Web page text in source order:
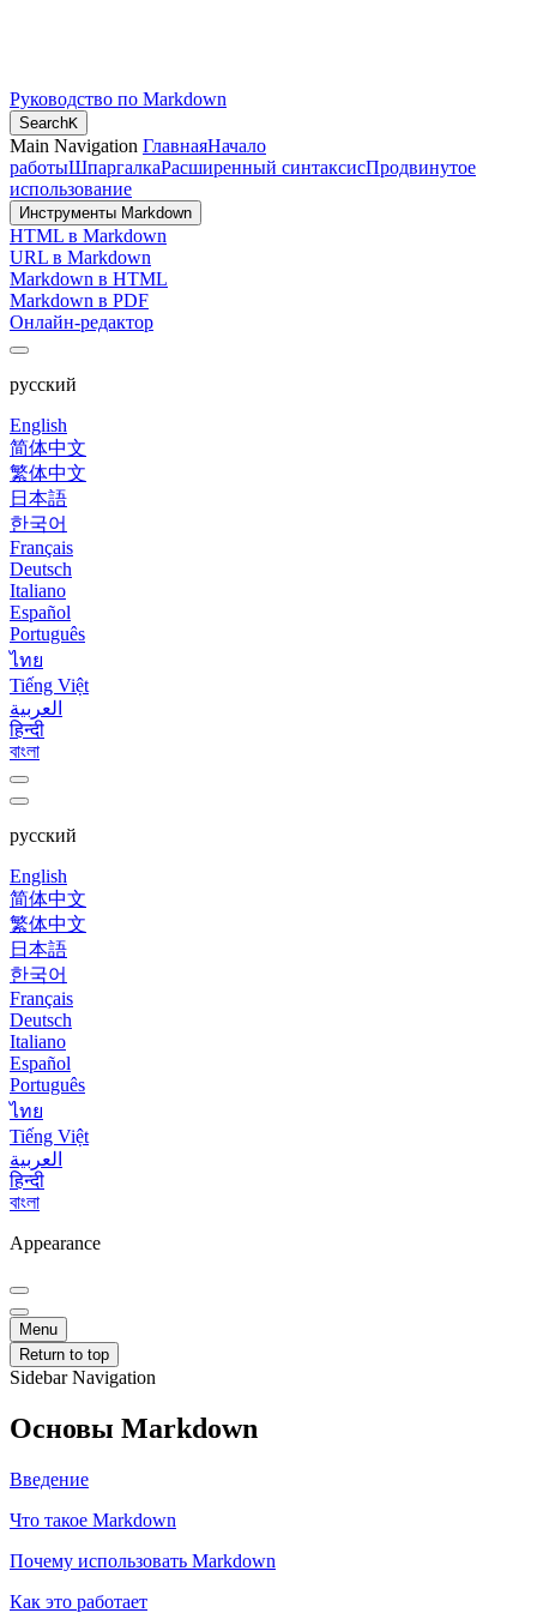
Руководство по Markdown
SearchK
Main Navigation ГлавнаяНачало
работыШпаргалкаРасширенный синтаксисПродвинутое
использование
Инструменты Markdown
HTML в Markdown
URL в Markdown
Markdown в HTML
Markdown в PDF
Онлайн-редактор
русский
English
简体中文
繁体中文
日本語
한국어
Français
Deutsch
Italiano
Español
Português
ไทย
Tiếng Việt
العربية
हिन्दी
বাংলা
русский
English
简体中文
繁体中文
日本語
한국어
Français
Deutsch
Italiano
Español
Português
ไทย
Tiếng Việt
العربية
हिन्दी
বাংলা
Appearance
Menu
Return to top
Sidebar Navigation
Основы Markdown
Введение
Что такое Markdown
Почему использовать Markdown
Как это работает